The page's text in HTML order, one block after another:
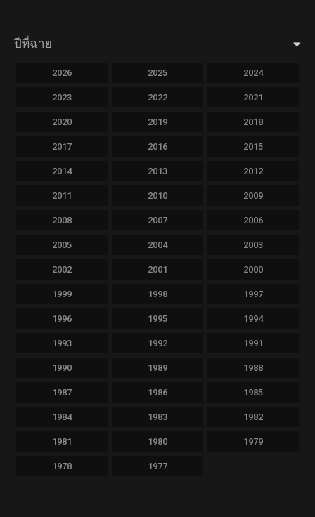
ปีที่ฉาย
2026 2025 2024
2023 2022 2021
2020 2019 2018
2017 2016 2015
2014 2013 2012
2011 2010 2009
2008 2007 2006
2005 2004 2003
2002 2001 2000
1999 1998 1997
1996 1995 1994
1993 1992 1991
1990 1989 1988
1987 1986 1985
1984 1983 1982
1981 1980 1979
1978 1977